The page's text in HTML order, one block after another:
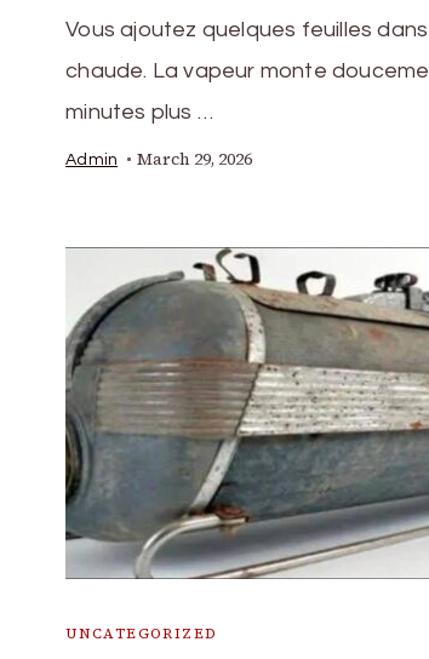
Vous ajoutez quelques feuilles dans
chaude. La vapeur monte
minutes plus …
Admin March 29, 2026
UNCATEGORIZED